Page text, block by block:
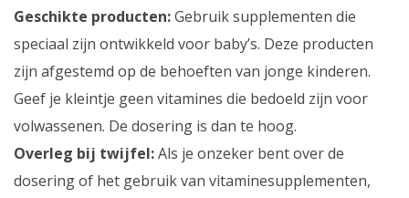
Geschikte producten:Gebruik supplementen die
speciaal zijn ontwikkeld voor baby’s. Deze producten
zijn afgestemd op de behoeften van jonge kinderen.
Geef je kleintje geen vitamines die bedoeld zijn voor
volwassenen. De dosering is dan te hoog.
Overleg bij twijfel:Als je onzeker bent over de
dosering of het gebruik van vitaminesupplementen,